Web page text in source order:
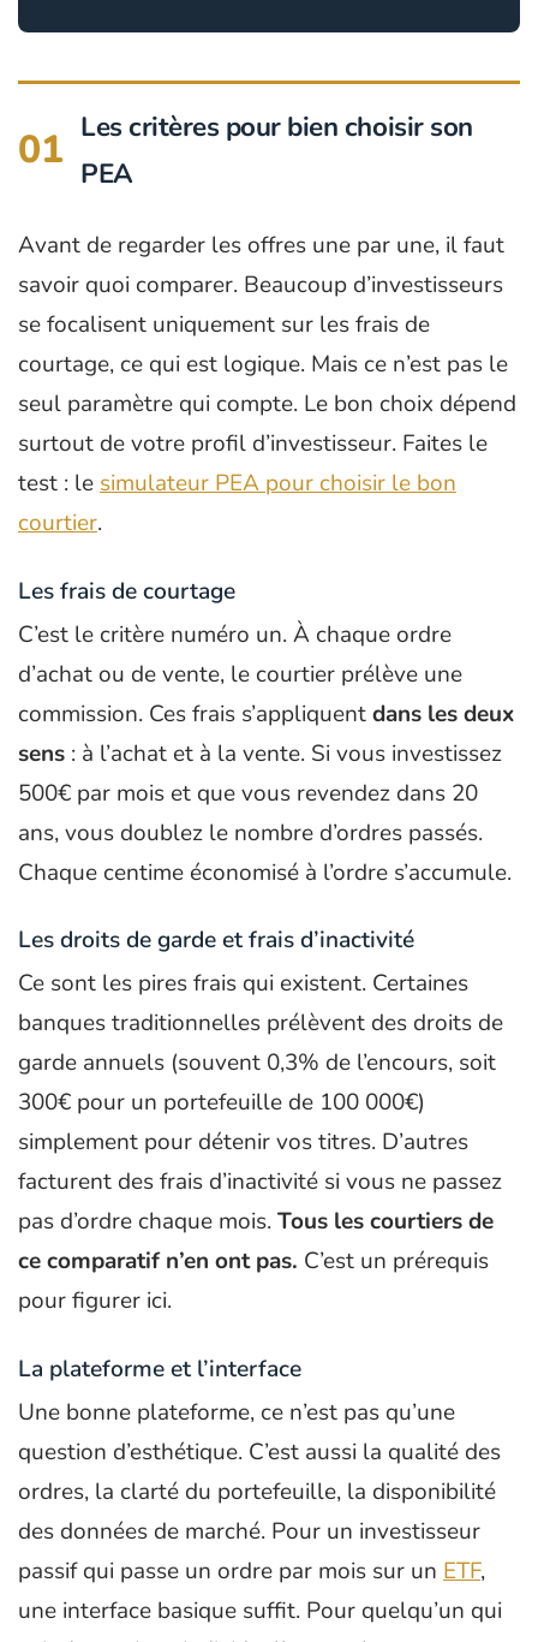
01 Les critères pour bien choisir son
PEA
Avant de regarder les offres une par une, il faut
savoir quoi comparer. Beaucoup d’investisseurs
se focalisent uniquement sur les frais de
courtage, ce qui est logique. Mais ce n’est pas le
seul paramètre qui compte. Le bon choix dépend
surtout de votre profil d’investisseur. Faites le
test : le simulateur PEA pour choisir le bon
courtier.
Les frais de courtage
C’est le critère numéro un. À chaque ordre
d’achat ou de vente, le courtier prélève une
commission. Ces frais s’appliquentdans les deux
sens : à l’achat et à la vente. Si vous investissez
500€ par mois et que vous revendez dans 20
ans, vous doublez le nombre d’ordres passés.
Chaque centime économisé à l’ordre s’accumule.
Les droits de garde et frais d’inactivité
Ce sont les pires frais qui existent. Certaines
banques traditionnelles prélèvent des droits de
garde annuels (souvent 0,3% de l’encours, soit
300€ pour un portefeuille de 100 000€)
simplement pour détenir vos titres. D’autres
facturent des frais d’inactivité si vous ne passez
pas d’ordre chaque mois. Tous les courtiers de
ce comparatif n’en ont pas. C’est un prérequis
pour figurer ici.
La plateforme et l’interface
Une bonne plateforme, ce n’est pas qu’une
question d’esthétique. C’est aussi la qualité des
ordres, la clarté du portefeuille, la disponibilité
des données de marché. Pour un investisseur
passif qui passe un ordre par mois sur un ETF,
une interface basique suffit. Pour quelqu’un qui